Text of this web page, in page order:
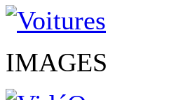
IMAGES